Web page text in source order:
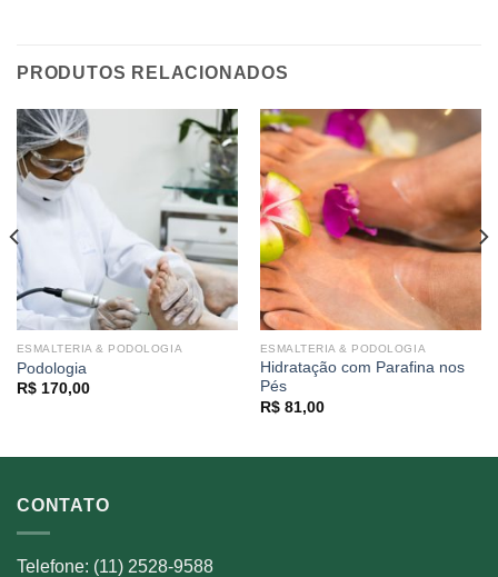
PRODUTOS RELACIONADOS
ESMALTERIA & PODOLOGIA
Podologia
R$170,00
ESMALTERIA & PODOLOGIA
Hidratação com Parafina nos
Pés
R$81,00
CONTATO
Telefone: (11) 2528-9588